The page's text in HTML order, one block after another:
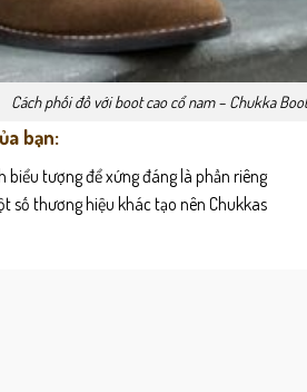
Cách phối đồ với boot cao cổ nam – Chukka Boot
bạn:
tượng để xứng đáng là phần riêng
số thương hiệu khác tạo nên Chukkas